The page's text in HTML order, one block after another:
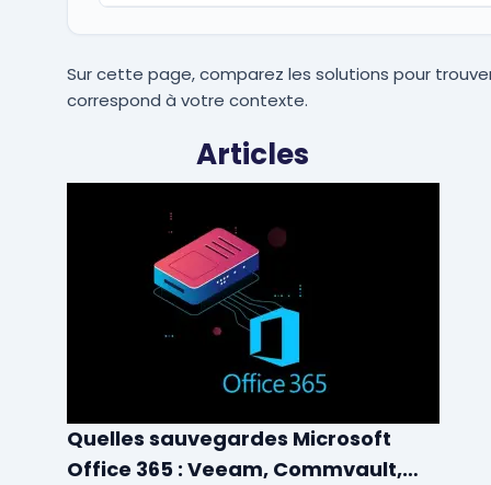
Sur cette page, comparez les solutions pour
correspond à votre contexte.
Articles
Quelles sauvegardes Microsoft
Office 365 : Veeam, Commvault,